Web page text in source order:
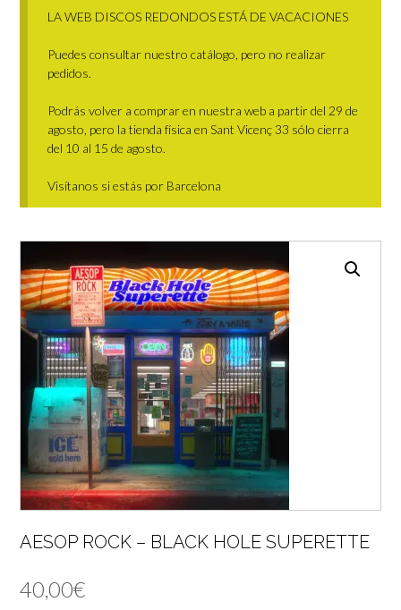
LA WEB DISCOS REDONDOS ESTÁ DE VACACIONES
Puedes consultar nuestro catálogo, pero no realizar
pedidos.
Podrás volver a comprar en nuestra web a partir del 29 de
agosto, pero la tienda física en Sant Vicenç 33 sólo cierra
del 10 al 15 de agosto.
Visítanos si estás por Barcelona
AESOP ROCK – BLACK HOLE SUPERETTE
40,00€